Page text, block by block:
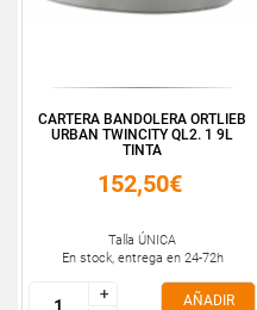
CARTERA BANDOLERA ORTLIEB
URBAN TWINCITY QL2. 1 9L
TINTA
152,50€
Talla ÚNICA
En stock, entrega en 24-72h
+
+
AÑADIR